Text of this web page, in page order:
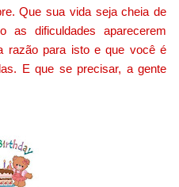
Que sua vida seja cheia de
as dificuldades aparecerem
razão para isto e que você é
E que se precisar, a gente